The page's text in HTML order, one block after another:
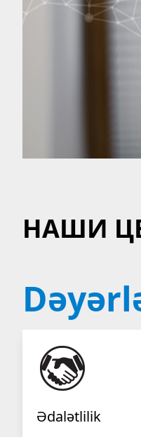
НАШИ
Ədalətlilik